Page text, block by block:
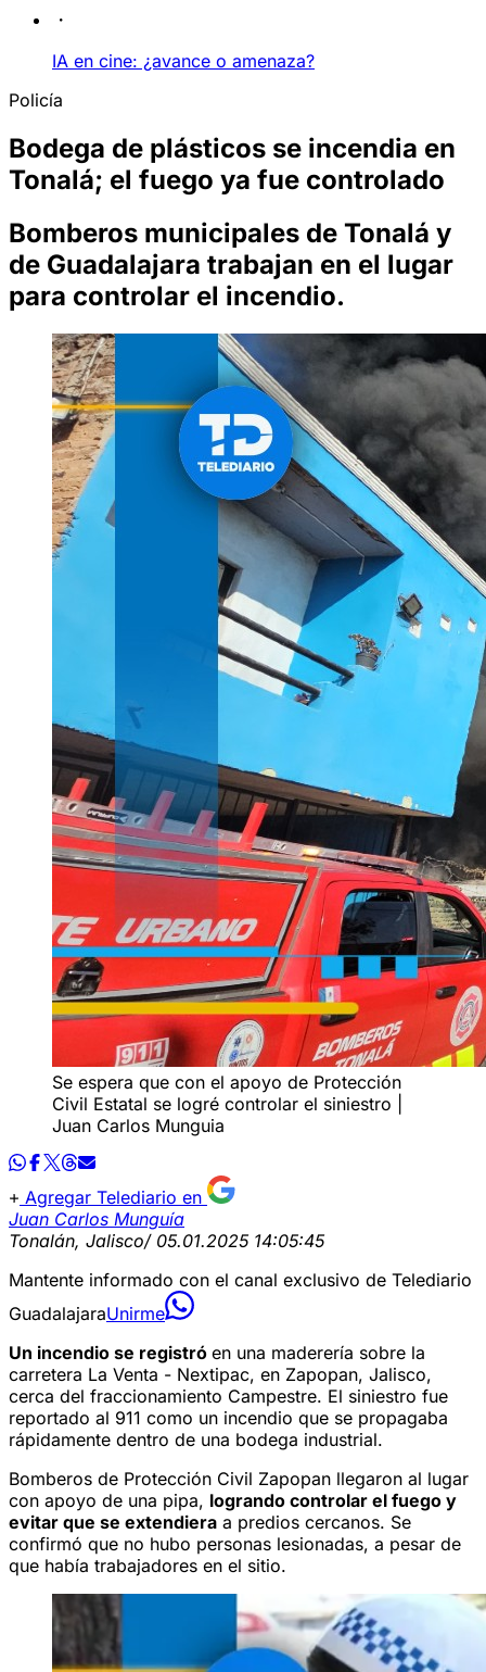
IA en cine: ¿avance o amenaza?
Policía
Bodega de plásticos se incendia en
Tonalá; el fuego ya fue controlado
Bomberos municipales de Tonalá y
de Guadalajara trabajan en el lugar
para controlar el incendio.
Se espera que con el apoyo de Protección
Civil Estatal se logré controlar el siniestro |
Juan Carlos Munguia
Agregar Telediario en
Juan Carlos Munguía
Tonalán, Jalisco/ 05.01.2025 14:05:45
Mantente informado con el canal exclusivo de Telediario
GuadalajaraUnirme
Un incendio se registró en una maderería sobre la
carretera La Venta - Nextipac, en Zapopan, Jalisco,
cerca del fraccionamiento Campestre. El siniestro fue
reportado al 911 como un incendio que se propagaba
rápidamente dentro de una bodega industrial.
Bomberos de Protección Civil Zapopan llegaron al lugar
con apoyo de una pipa, logrando controlar el fuego y
evitar que se extendiera a predios cercanos. Se
confirmó que no hubo personas lesionadas, a pesar de
que había trabajadores en el sitio.